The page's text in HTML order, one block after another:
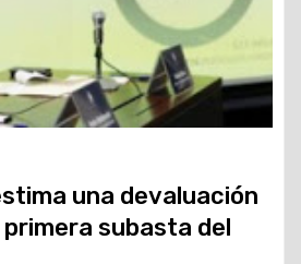
una devaluación
subasta del